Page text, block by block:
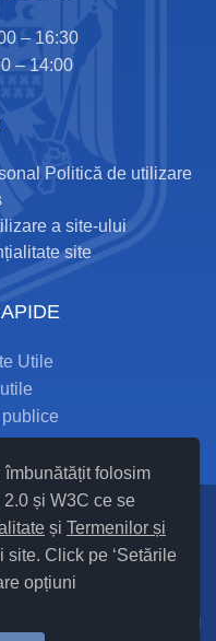
îmbunătățit folosim
și W3C ce se
și Termenilor și
site. Click pe ‘Setările
opțiuni
– 16:30
– 14:00
Politică de utilizare
a site-ului
site
Utile
– 14 – C – Comună / Codul